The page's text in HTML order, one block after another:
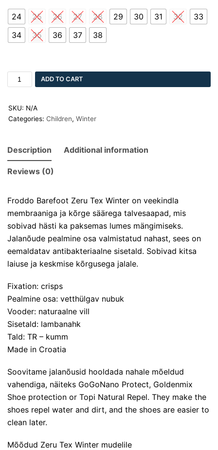
24 25 26 27 28 29 30 31 32
33
34
35 36 37 38
ADD TO CART
SKU: N/A
Categories: Children, Winter
Description Additional information
Reviews (0)
Froddo Barefoot Zeru Tex Winter on veekindla
membraaniga ja kõrge säärega talvesaapad, mis
sobivad hästi ka paksemas lumes mängimiseks.
Jalanõude pealmine osa valmistatud nahast, sees on
eemaldatav antibakteriaalne sisetald. Sobivad kitsa
laiuse ja keskmise kõrgusega jalale.
Fixation: crisps
Pealmine osa: vetthülgav nubuk
Vooder: naturaalne vill
Sisetald: lambanahk
Tald: TR – kumm
Made in Croatia
Soovitame jalanõusid hooldada nahale mõeldud
vahendiga, näiteks GoGoNano Protect, Goldenmix
Shoe protection or Topi Natural Repel. They make the
shoes repel water and dirt, and the shoes are easier to
clean later.
Mõõdud Zeru Tex Winter mudelile